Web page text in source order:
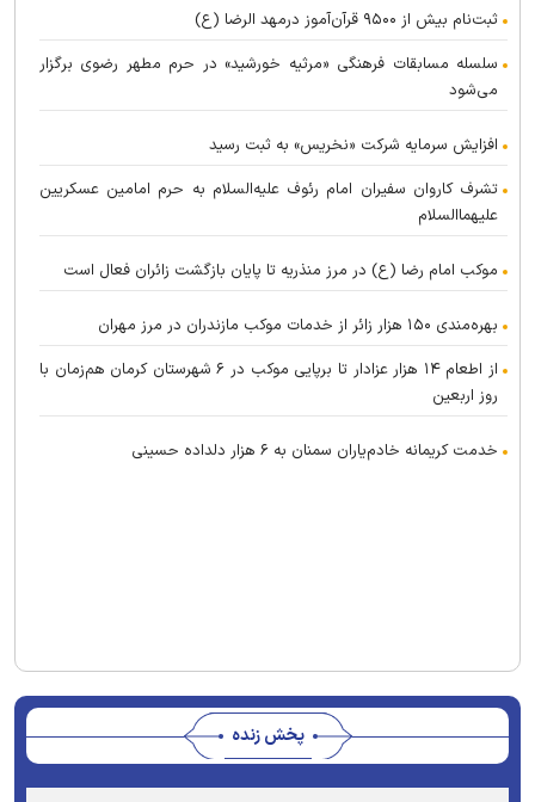
ثبت‌نام بیش از ۹۵۰۰ قرآن‌آموز درمهد الرضا (ع)
سلسله مسابقات فرهنگی «مرثیه خورشید» در حرم مطهر رضوی برگزار
می‌شود
افزایش سرمایه شرکت «نخریس» به ثبت رسید
تشرف کاروان سفیران امام رئوف علیه‌السلام به حرم امامین عسکریین
علیهماالسلام
موکب امام رضا (ع) در مرز منذریه تا پایان بازگشت زائران فعال است
بهره‌مندی ۱۵۰ هزار زائر از خدمات موکب مازندران در مرز مهران
از اطعام ۱۴ هزار عزادار تا برپایی موکب در ۶ شهرستان کرمان هم‌زمان با
روز اربعین
خدمت کریمانه خادم‌یاران سمنان به ۶ هزار دلداده حسینی
پخش زنده